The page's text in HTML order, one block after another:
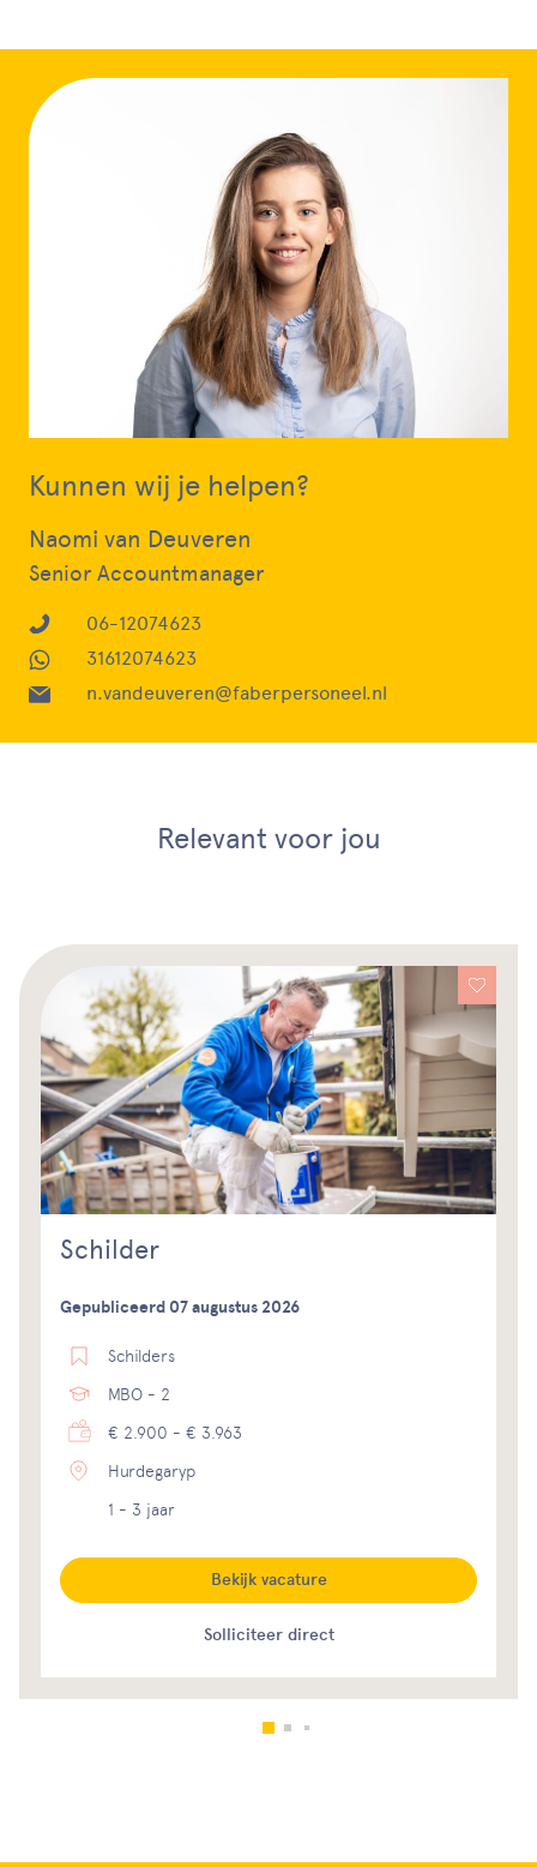
Kunnen wij je helpen?
Naomi van Deuveren
Senior Accountmanager
06-12074623
31612074623
n.vandeuveren@faberpersoneel.nl
Relevant voor jou
Schilder
Gepubliceerd 07 augustus 2026
Schilders
MBO - 2
€ 2.900 - € 3.963
Hurdegaryp
1 - 3 jaar
Solliciteer direct
Bekijk vacature